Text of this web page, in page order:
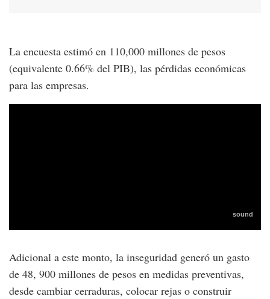
La encuesta estimó en 110,000 millones de pesos
(equivalente 0.66% del PIB), las pérdidas económicas
para las empresas.
Adicional a este monto, la inseguridad generó un gasto
de 48, 900 millones de pesos en medidas preventivas,
desde cambiar cerraduras, colocar rejas o construir